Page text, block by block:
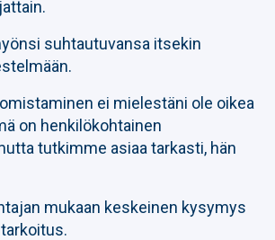
suhtautuvansa itsekin
ei mielestäni ole oikea
on henkilökohtainen
tutkimme asiaa tarkasti, hän
mukaan keskeinen kysymys